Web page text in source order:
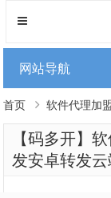
网站导航
首页 软件代理加
【码多开】
发安卓转发云